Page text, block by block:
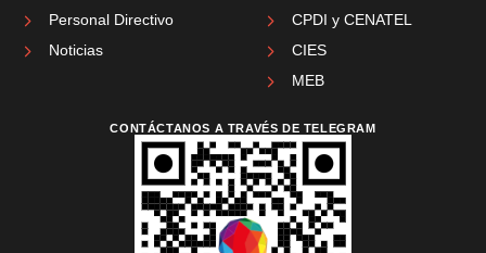
Personal Directivo
Noticias
CPDI y CENATEL
CIES
MEB
CONTÁCTANOS A TRAVÉS DE TELEGRAM